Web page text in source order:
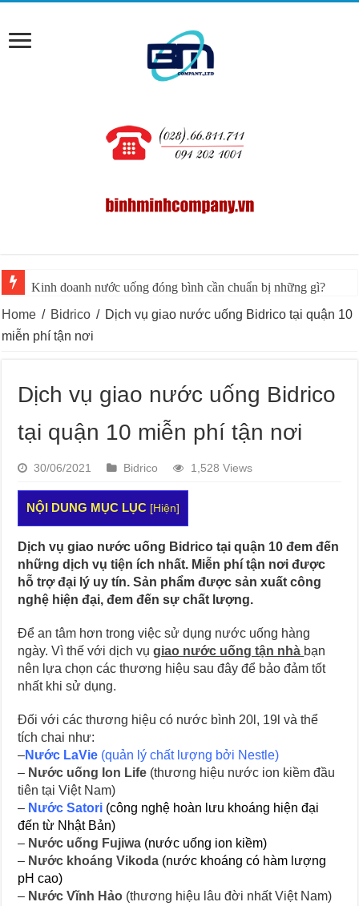
Kinh doanh nước uống đóng bình cần chuẩn bị những gì?
Home / Bidrico / Dịch vụ giao nước uống Bidrico tại quận 10
miễn phí tận nơi
Dịch vụ giao nước uống Bidrico
tại quận 10 miễn phí tận nơi
30/06/2021 Bidrico 1,528 Views
NỘI DUNG MỤC LỤC [Hiện]
Dịch vụ giao nước uống Bidrico tại quận 10 đem đến
những dịch vụ tiện ích nhất. Miễn phí tận nơi được
hỗ trợ đại lý uy tín. Sản phẩm được sản xuất công
nghệ hiện đại, đem đến sự chất lượng.
Để an tâm hơn trong việc sử dụng nước uống hàng
ngày. Vì thế với dịch vụgiao nước uống tận nhà bạn
nên lựa chọn các thương hiệu sau đây để bảo đảm tốt
nhất khi sử dụng.
Đối với các thương hiệu có nước bình 20l, 19l và thể
tích chai như:
–Nước LaVie (quản lý chất lượng bởi Nestle)
– Nước uống Ion Life (thương hiệu nước ion kiềm đầu
tiên tại Việt Nam)
– Nước Satori (công nghệ hoàn lưu khoáng hiện đại
đến từ Nhật Bản)
– Nước uống Fujiwa (nước uống ion kiềm)
– Nước khoáng Vikoda (nước khoáng có hàm lượng
pH cao)
– Nước Vĩnh Hảo (thương hiệu lâu đời nhất Việt Nam)